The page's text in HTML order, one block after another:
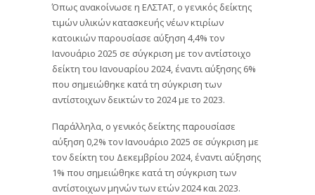
Όπως ανακοίνωσε η ΕΛΣΤΑΤ, ο γενικός δείκτης
τιμών υλικών κατασκευής νέων κτιρίων
κατοικιών παρουσίασε αύξηση 4,4% τον
Ιανουάριο 2025 σε σύγκριση με τον αντίστοιχο
δείκτη του Ιανουαρίου 2024, έναντι αύξησης 6%
που σημειώθηκε κατά τη σύγκριση των
αντίστοιχων δεικτών το 2024 με το 2023.
Παράλληλα, ο γενικός δείκτης παρουσίασε
αύξηση 0,2% τον Ιανουάριο 2025 σε σύγκριση με
τον δείκτη του Δεκεμβρίου 2024, έναντι αύξησης
1% που σημειώθηκε κατά τη σύγκριση των
αντίστοιχων μηνών των ετών 2024 και 2023.